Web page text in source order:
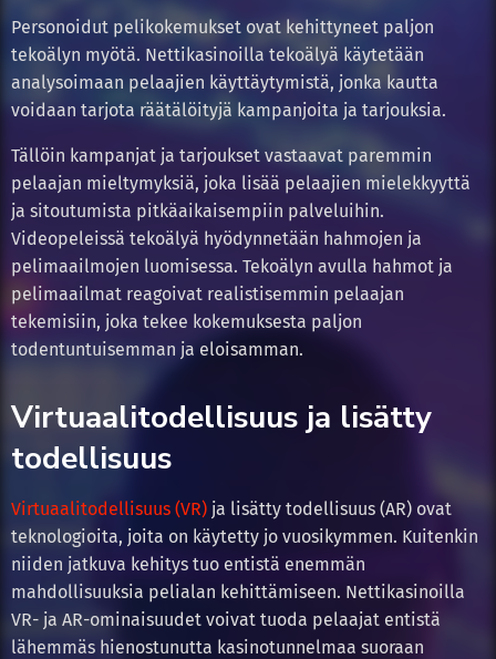
Personoidut pelikokemukset ovat kehittyneet paljon
tekoälyn myötä. Nettikasinoilla tekoälyä käytetään
analysoimaan pelaajien käyttäytymistä, jonka kautta
voidaan tarjota räätälöityjä kampanjoita ja tarjouksia.
Tällöin kampanjat ja tarjoukset vastaavat paremmin
pelaajan mieltymyksiä, joka lisää pelaajien mielekkyyttä
ja sitoutumista pitkäaikaisempiin palveluihin.
Videopeleissä tekoälyä hyödynnetään hahmojen ja
pelimaailmojen luomisessa. Tekoälyn avulla hahmot ja
pelimaailmat reagoivat realistisemmin pelaajan
tekemisiin, joka tekee kokemuksesta paljon
todentuntuisemman ja eloisamman.
Virtuaalitodellisuus ja lisätty
todellisuus
Virtuaalitodellisuus (VR) ja lisätty todellisuus (AR) ovat
teknologioita, joita on käytetty jo vuosikymmen. Kuitenkin
niiden jatkuva kehitys tuo entistä enemmän
mahdollisuuksia pelialan kehittämiseen. Nettikasinoilla
VR- ja AR-ominaisuudet voivat tuoda pelaajat entistä
lähemmäs hienostunutta kasinotunnelmaa suoraan